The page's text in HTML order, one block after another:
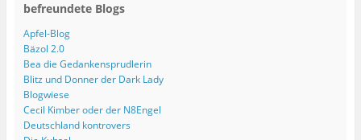
befreundete Blogs
Apfel-Blog
Bäzol 2.0
Bea die Gedankensprudlerin
Blitz und Donner der Dark Lady
Blogwiese
Cecil Kimber oder der N8Engel
Deutschland kontrovers